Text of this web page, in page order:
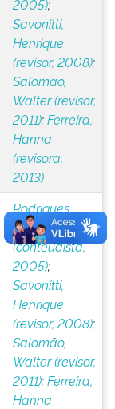
2005);
Savonitti,
Henrique
(revisor, 2008);
Salomão,
Walter (revisor,
2011);Ferreira,
Hanna
(revisora,
2013)
Rodrigues,
Edson Seixas
(conteudista,
2005);
Savonitti,
Henrique
(revisor, 2008);
Salomão,
Walter (revisor,
2011);Ferreira,
Hanna